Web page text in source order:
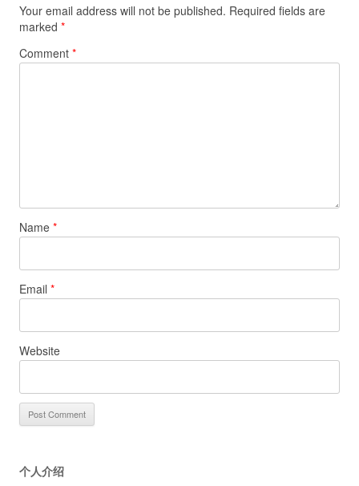
Your email address will not be published. Required fields are
marked *
Comment *
Name *
Email *
Website
个人介绍